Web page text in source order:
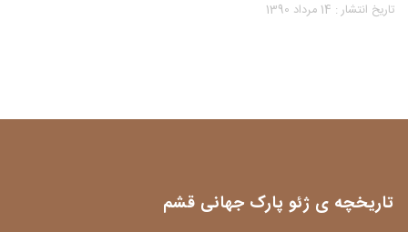
تاریخ انتشار : 14 مرداد 1390
تاریخچه ی ژئو پارک جهانی قشم